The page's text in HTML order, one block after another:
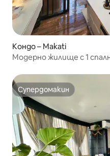
Кондо – Makati
Модерно жилище с 1
Супердомакин
Супердомакин